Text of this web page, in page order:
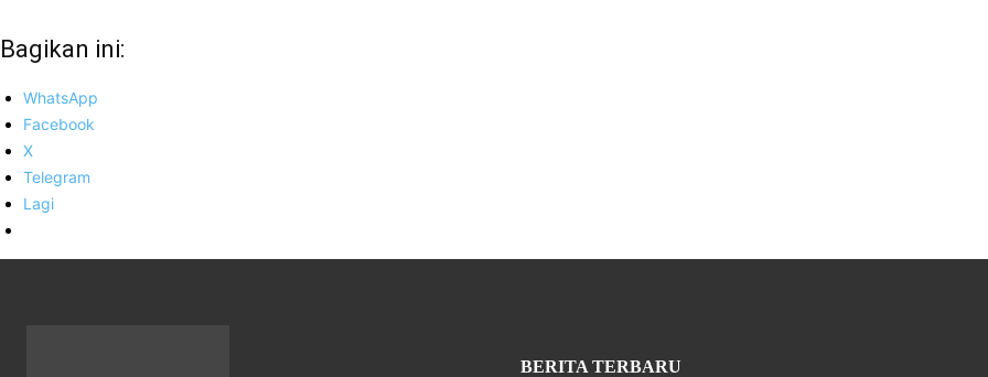
Bagikan ini:
WhatsApp
Facebook
X
Telegram
Lagi
BERITA TERBARU